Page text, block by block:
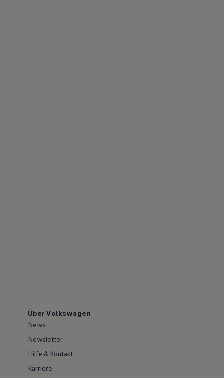
Über Volkswagen
News
Newsletter
Hilfe & Kontakt
Karriere